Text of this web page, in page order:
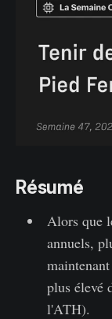
Résumé
Alors que
annuels,
plus élevé
l'ATH).